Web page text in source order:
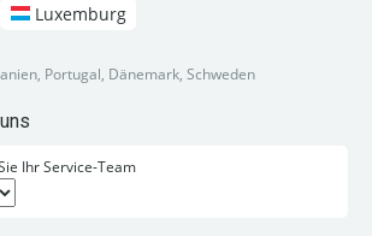
Luxemburg
Portugal, Dänemark, Schweden
Ihr Service-Team